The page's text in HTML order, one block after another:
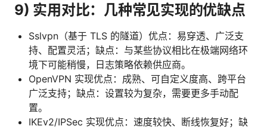
9) 实用对比：几种常见实现的优缺点
Sslvpn（基于 TLS 的隧道）优点：易穿透、广泛支
持、配置灵活；缺点：与某些协议相比在极端网络环
境下可能稍慢，日志策略依赖供应商。
OpenVPN 实现优点：成熟、可自定义度高、跨平台
广泛支持；缺点：设置较为复杂，需要更多手动配
置。
IKEv2/IPSec 实现优点：速度较快、断线恢复好；缺